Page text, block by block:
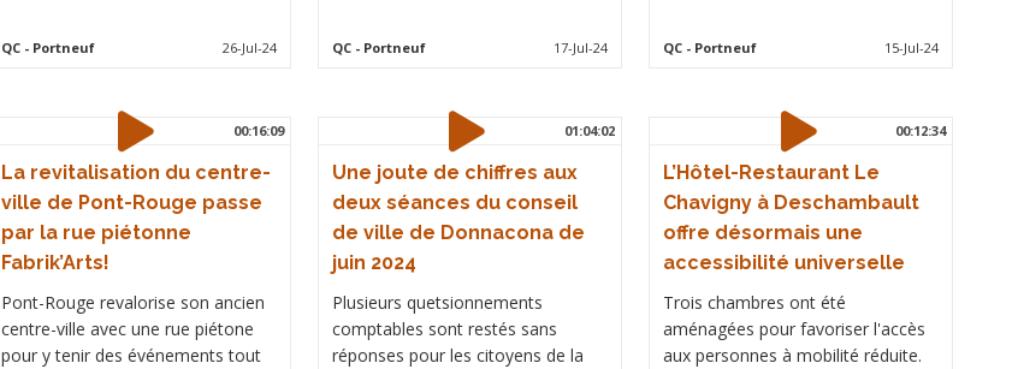
QC- Portneuf 26-Jul-24 QC- Portneuf 17-Jul-24 QC - Portneuf 15-Jul-24
00:16:09
La revitalisation du centre-
ville de Pont-Rouge passe
par la rue piétonne
Fabrik’Arts!
Pont-Rouge revalorise son ancien
centre-ville avec une rue piétone
pour y tenir des événements tout
01:04:02
Une joute de chiffres aux
deux séances du conseil
de ville de Donnacona de
juin 2024
Plusieurs quetsionnements
comptables sont restés sans
réponses pour les citoyens de la
00:12:34
L’Hôtel-Restaurant Le
Chavigny à Deschambault
offre désormais une
accessibilité universelle
Trois chambres ont été
aménagées pour favoriser l'accès
aux personnes à mobilité réduite.